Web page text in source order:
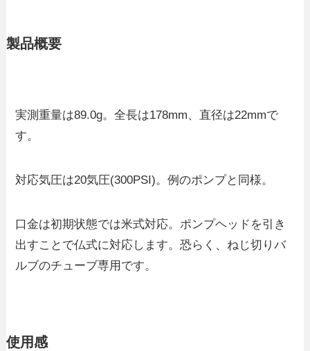
製品概要
実測重量は89.0g。全長は178mm、直径は22mmで
す。
対応気圧は20気圧(300PSI)。例のポンプと同様。
口金は初期状態では米式対応。ポンプヘッドを引き
出すことで仏式に対応します。恐らく、ねじ切りバ
ルブのチューブ専用です。
使用感